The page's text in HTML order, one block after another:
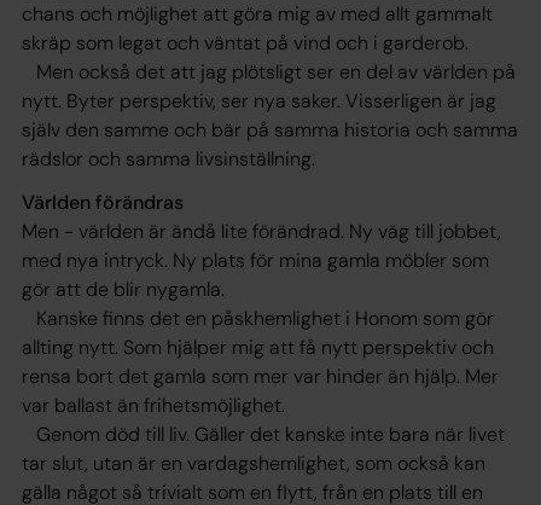
chans och möjlighet att göra mig av med allt gammalt
skräp som legat och väntat på vind och i garderob.
Men också det att jag plötsligt ser en del av världen på
nytt. Byter perspektiv, ser nya saker. Visserligen är jag
själv den samme och bär på samma historia och samma
rädslor och samma livsinställning.
Världen förändras
Men - världen är ändå lite förändrad. Ny väg till jobbet,
med nya intryck. Ny plats för mina gamla möbler som
gör att de blir nygamla.
Kanske finns det en påskhemlighet i Honom som gör
allting nytt. Som hjälper mig att få nytt perspektiv och
rensa bort det gamla som mer var hinder än hjälp. Mer
var ballast än frihetsmöjlighet.
Genom död till liv. Gäller det kanske inte bara när livet
tar slut, utan är en vardagshemlighet, som också kan
gälla något så trivialt som en flytt, från en plats till en